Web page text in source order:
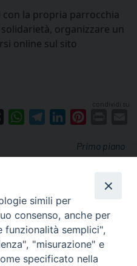
la propria parrocchia
organizzare un
online sul sito
condividi su
ThreadsWhatsAppTelegramLinkedIn
Primo piano
simili per
consenso, anche per
funzionalità semplici",
"misurazione" e
specificato nella